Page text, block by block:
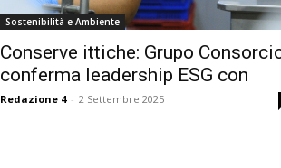
Sostenibilità e Ambiente
Conserve ittiche: Grupo
conferma leadership ESG con
Redazione 4 - 2 Settembre 2025